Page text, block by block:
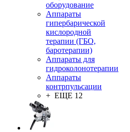
оборудование
Аппараты
гипербарической
кислородной
терапии (ГБО,
баротерапии)
Аппараты для
гидроколонотерапии
Аппараты
контрпульсации
+ ЕЩЕ 12